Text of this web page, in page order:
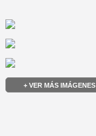
+ VER MÁS IMÁGENES